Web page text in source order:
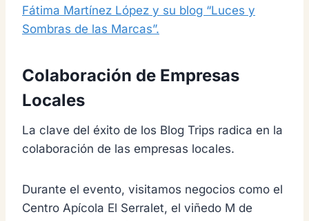
Fátima Martínez López y su blog “Luces y
Sombras de las Marcas”.
Colaboración de Empresas
Locales
La clave del éxito de los Blog Trips radica en la
colaboración de las empresas locales.
Durante el evento, visitamos negocios como el
Centro Apícola El Serralet, el viñedo M de